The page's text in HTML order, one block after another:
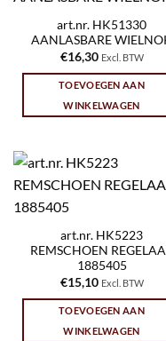
art.nr. HK51330
AANLASBARE
€16,30 Excl. BTW
TOEVOEGEN AAN
WINKELWAGEN
art.nr. HK5223
REMSCHOEN
1885405
€15,10 Excl. BTW
TOEVOEGEN AAN
WINKELWAGEN